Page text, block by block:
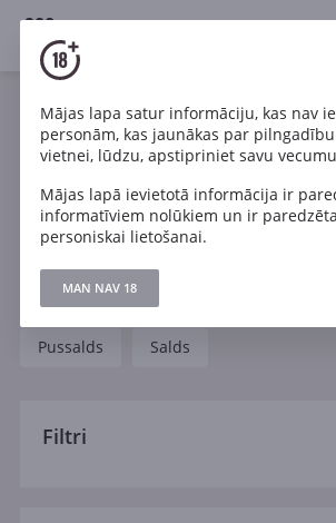
18+
Viss vīns Sarkans Rozā
Cabernet Sauvignon Chardonnay
Pinot Noir Riesling
Sauvignon Blanc
Pussalds Salds
Filtri
Mājas lapa satur informāciju, kas nav
personām, kas jaunākas par
vietnei, lūdzu, apstipriniet savu
Mājas lapā ievietotā informācija ir
informatīviem nolūkiem un ir
personiskai lietošanai.
MAN NAV 18